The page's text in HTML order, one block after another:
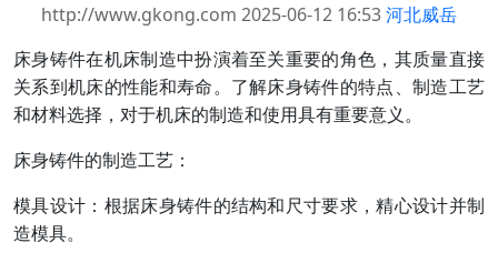
http://www.gkong.com 2025-06-12 16:53河北威岳
床身铸件在机床制造中扮演着至关重要的角色，其质量直接
关系到机床的性能和寿命。了解床身铸件的特点、制造工艺
和材料选择，对于机床的制造和使用具有重要意义。
床身铸件的制造工艺：
模具设计：根据床身铸件的结构和尺寸要求，精心设计并制
造模具。